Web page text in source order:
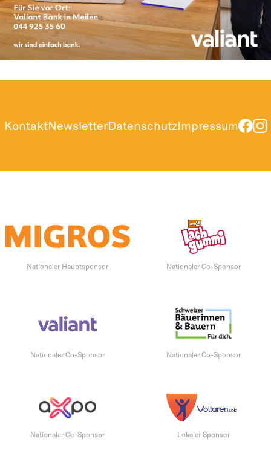
KontaktNewsletterDatenschutzImpressum
Nationaler Hauptsponsor Nationaler Co-Sponsor
Nationaler Co-Sponsor Nationaler Co-Sponsor
Nationaler Co-Sponsor Lokaler Sponsor